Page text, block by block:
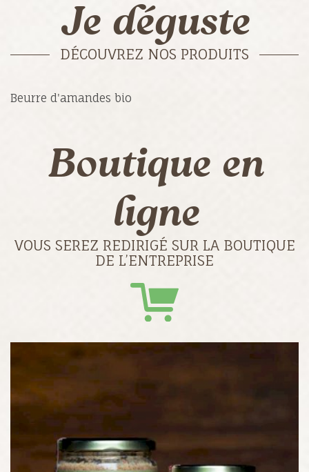
Je déguste
DÉCOUVREZ NOS PRODUITS
Beurre d'amandes bio
Boutique en
ligne
VOUS SEREZ REDIRIGÉ SUR LA BOUTIQUE
DE L’ENTREPRISE